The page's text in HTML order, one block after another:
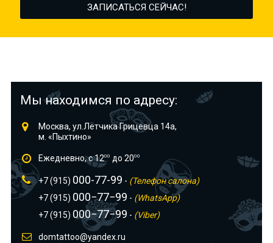
Мы находимся по адресу:
Москва, ул.Лётчика Грицевца 14а,
м. «Пыхтино»
Ежедневно, с 1200 до 2000
+7 (915) 000-77-99 - (Телефон салона)
+7 (915) 000−77−99 - (WhatsApp)
+7 (915) 000−77−99 - (Viber)
domtattoo@yandex.ru